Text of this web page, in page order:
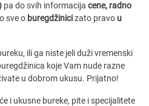
pa do svih informacija cene, radno
sve o buregdžinicizato pravo u
ili ga niste jeli duži vremenski
koje Vam nude razne
u dobrom ukusu. Prijatno!
i ukusne bureke, pite i specijalitete